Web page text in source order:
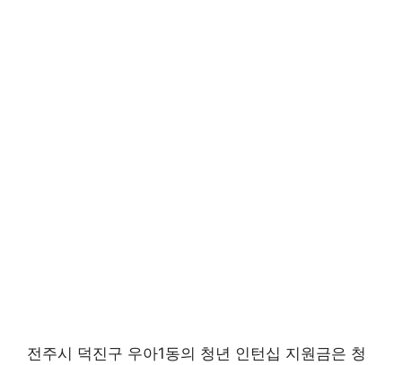
전주시 덕진구 우아1동의 청년 인턴십 지원금은 청